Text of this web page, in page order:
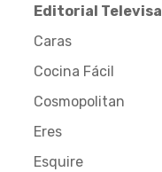
Editorial Televisa
Caras
Cocina Fácil
Cosmopolitan
Eres
Esquire